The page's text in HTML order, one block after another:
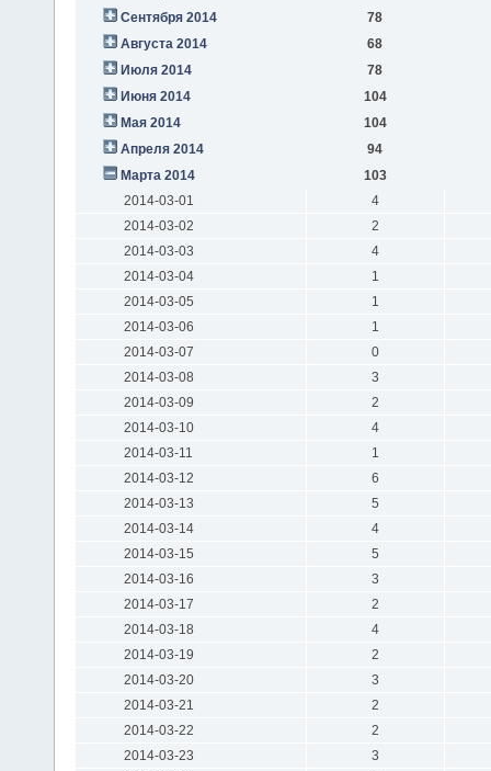
Сентября 2014
78
Августа 2014
68
Июля 2014
78
Июня 2014
104
Мая 2014
104
Апреля 2014
94
Марта 2014
103
2014-03-01
4
2014-03-02
2
2014-03-03
4
2014-03-04
1
2014-03-05
1
2014-03-06
1
2014-03-07
0
2014-03-08
3
2014-03-09
2
2014-03-10
4
2014-03-11
1
2014-03-12
6
2014-03-13
5
2014-03-14
4
2014-03-15
5
2014-03-16
3
2014-03-17
2
2014-03-18
4
2014-03-19
2
2014-03-20
3
2014-03-21
2
2014-03-22
2
2014-03-23
3